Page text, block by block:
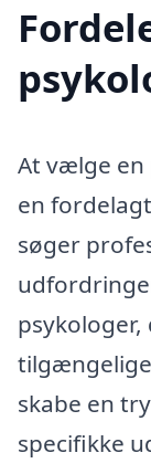
At vælge en
en
søger
skabe en
specifikke